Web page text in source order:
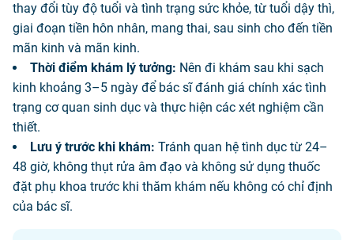
thay đổi tùy độ tuổi và tình trạng sức khỏe, từ tuổi dậy thì,
giai đoạn tiền hôn nhân, mang thai, sau sinh cho đến tiền
mãn kinh và mãn kinh.
Thời điểm khám lý tưởng: Nên đi khám sau khi sạch
kinh khoảng 3–5 ngày để bác sĩ đánh giá chính xác tình
trạng cơ quan sinh dục và thực hiện các xét nghiệm cần
thiết.
Lưu ý trước khi khám: Tránh quan hệ tình dục từ 24–
48 giờ, không thụt rửa âm đạo và không sử dụng thuốc
đặt phụ khoa trước khi thăm khám nếu không có chỉ định
của bác sĩ.